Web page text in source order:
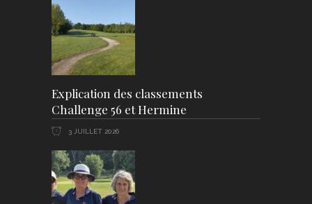
Explication des classements
Challenge 56 et Hermine
3 JUILLET 2026